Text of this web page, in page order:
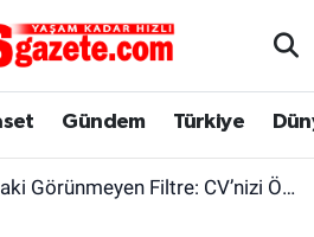
Gündem Türkiye
Filtre: CV’nizi Önce Bir Yazılım Okuyor
Eczaneler